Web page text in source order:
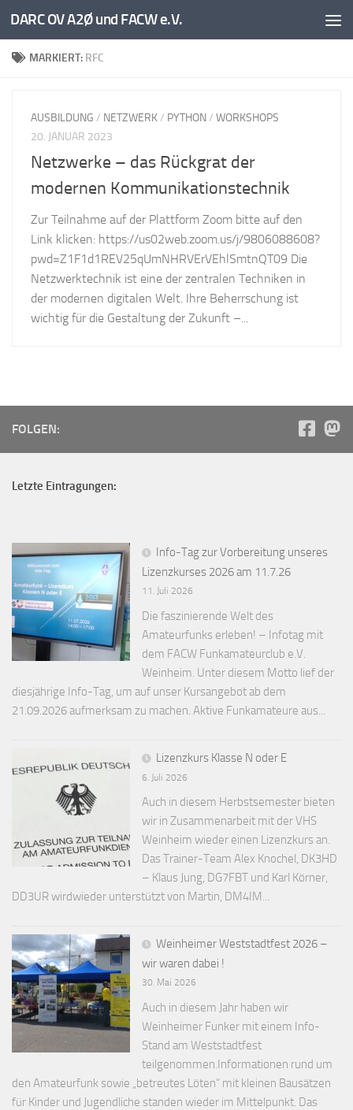
Unter dem Inhalt
DARC OV A2Ø und FACW e.V.
MARKIERT: RFC
AUSBILDUNG / NETZWERK/ PYTHON/ WORKSHOPS
20. JANUAR 2023
Netzwerke – das Rückgrat der
modernen Kommunikationstechnik
Zur Teilnahme auf der Plattform Zoom bitte auf den
Link klicken: https://us02web.zoom.us/j/9806088608?
pwd=Z1F1d1REV25qUmNHRVErVEhlSmtnQT09 Die
Netzwerktechnik ist eine der zentralen Techniken in
der modernen digitalen Welt. Ihre Beherrschung ist
wichtig für die Gestaltung der Zukunft –...
FOLGEN:
Letzte Eintragungen:
Info-Tag zur Vorbereitung unseres
Lizenzkurses 2026 am 11.7.26
11. Juli 2026
Die faszinierende Welt des
Amateurfunks erleben! – Infotag mit
dem FACW Funkamateurclub e.V.
Weinheim. Unter diesem Motto lief der
diesjährige Info-Tag, um auf unser Kursangebot ab dem
21.09.2026 aufmerksam zu machen. Aktive Funkamateure aus...
Lizenzkurs Klasse N oder E
6. Juli 2026
Auch in diesem Herbstsemester bieten
wir in Zusammenarbeit mit der VHS
Weinheim wieder einen Lizenzkurs an.
Das Trainer-Team Alex Knochel, DK3HD
– Klaus Jung, DG7FBT und Karl Körner,
DD3UR wirdwieder unterstützt von Martin, DM4IM...
Weinheimer Weststadtfest 2026 –
wir waren dabei !
30. Mai 2026
Auch in diesem Jahr haben wir
Weinheimer Funker mit einem Info-
Stand am Weststadtfest
teilgenommen.Informationen rund um
den Amateurfunk sowie „betreutes Löten“ mit kleinen Bausätzen
für Kinder und Jugendliche standen wieder im Mittelpunkt. Das